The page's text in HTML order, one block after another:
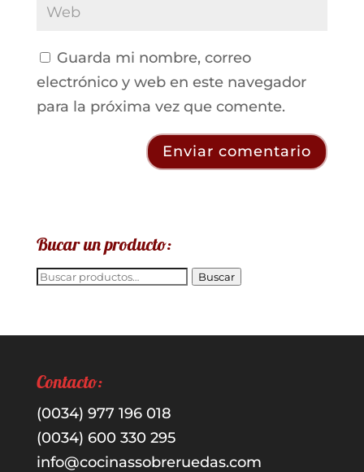
Guarda mi nombre, correo
electrónico y web en este navegador
para la próxima vez que comente.
Bucar un producto:
Buscar
Buscar
Contacto:
(0034) 977 196 018
(0034) 600 330 295
info@cocinassobreruedas.com